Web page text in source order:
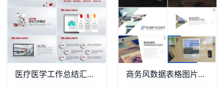
医疗医学工作总结汇报通用PPT模板(5) 商务风数据表格图片相册商业计划书项目简介PPT模板